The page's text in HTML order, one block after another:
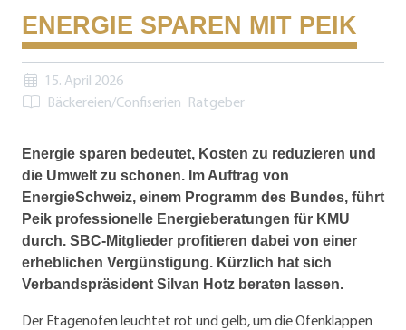
ENERGIE SPAREN MIT PEIK
15. April 2026
Bäckereien/Confiserien Ratgeber
Energie sparen bedeutet, Kosten zu reduzieren und
die Umwelt zu schonen. Im Auftrag von
EnergieSchweiz, einem Programm des Bundes, führt
Peik professionelle Energieberatungen für KMU
durch. SBC-Mitglieder profitieren dabei von einer
erheblichen Vergünstigung. Kürzlich hat sich
Verbandspräsident Silvan Hotz beraten lassen.
Der Etagenofen leuchtet rot und gelb, um die Ofenklappen